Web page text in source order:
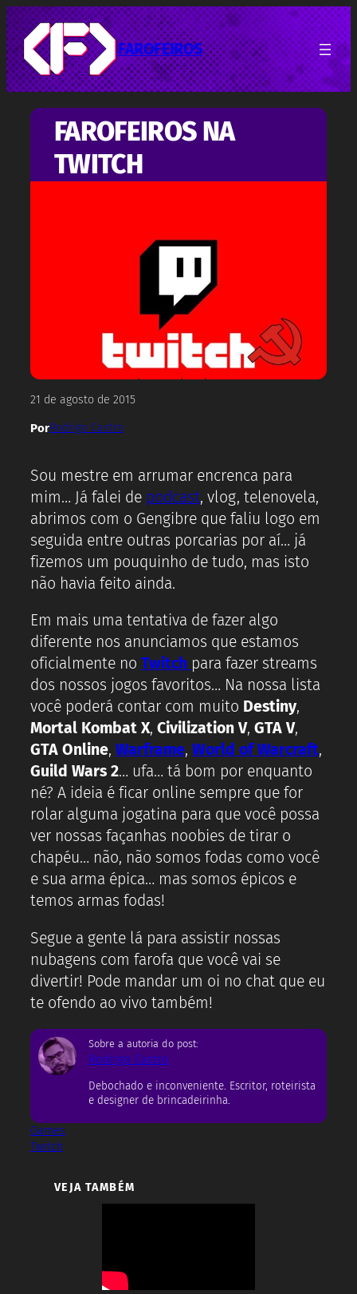
Pular
para
o
conteúdo
FAROFEIROS
FAROFEIROS NA
TWITCH
21 de agosto de 2015
PorRodrigo Castro
Sou mestre em arrumar encrenca para
mim… Já falei de podcast, vlog, telenovela,
abrimos com o Gengibre que faliu logo em
seguida entre outras porcarias por aí… já
fizemos um pouquinho de tudo, mas isto
não havia feito ainda.
Em mais uma tentativa de fazer algo
diferente nos anunciamos que estamos
oficialmente no Twitch para fazer streams
dos nossos jogos favoritos… Na nossa lista
você poderá contar com muito Destiny,
Mortal Kombat X, Civilization V, GTA V,
GTA Online, Warframe, World of Warcraft,
Guild Wars 2… ufa… tá bom por enquanto
né? A ideia é ficar online sempre que for
rolar alguma jogatina para que você possa
ver nossas façanhas noobies de tirar o
chapéu… não, não somos fodas como você
e sua arma épica… mas somos épicos e
temos armas fodas!
Segue a gente lá para assistir nossas
nubagens com farofa que você vai se
divertir! Pode mandar um oi no chat que eu
te ofendo ao vivo também!
Sobre a autoria do post:
Rodrigo Castro
Debochado e inconveniente. Escritor, roteirista
e designer de brincadeirinha.
Games
Twitch
VEJA TAMBÉM